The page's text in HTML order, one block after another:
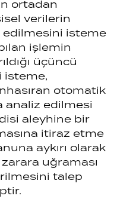
ortadan
verilerin
edilmesini isteme
işlemin
üçüncü
isteme,
otomatik
analiz edilmesi
aleyhine bir
itiraz etme
aykırı olarak
uğraması
talep